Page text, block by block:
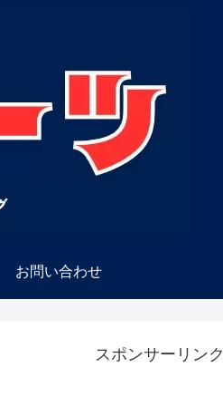
お問い合わせ
スポンサーリンク